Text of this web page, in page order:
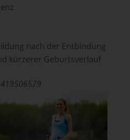
nach der Entbindung
kürzerer Geburtsverlauf